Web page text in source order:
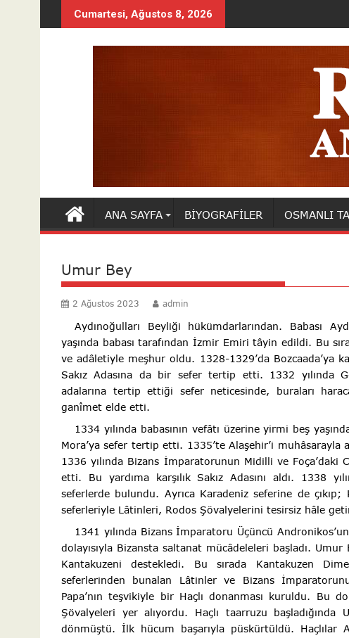
Cumartesi, Ağustos 8, 2026
ANA SAYFA BIYOGRAFILER OSMANLI
Umur Bey
2 Ağustos 2023 admin
Aydınoğulları Beyliği hükümdarlarından. Babası
yaşında babası tarafından İzmir Emiri tâyin edildi. Bu
ve adâletiyle meşhur oldu. 1328-1329’da Bozcaada’ya
Sakız Adasına da bir sefer tertip etti. 1332 yılında
adalarına tertip ettiği sefer neticesinde, buraları
ganîmet elde etti.
1334 yılında babasının vefâtı üzerine yirmi beş
Mora’ya sefer tertip etti. 1335’te Alaşehir’i muhâsarayla
1336 yılında Bizans İmparatorunun Midilli ve Foça’daki
etti. Bu yardıma karşılık Sakız Adasını aldı. 1338
seferlerde bulundu. Ayrıca Karadeniz seferine de
seferleriyle Lâtinleri, Rodos Şövalyelerini tesirsiz hâle
1341 yılında Bizans İmparatoru Üçüncü
dolayısıyla Bizansta saltanat mücâdeleleri başladı.
Kantakuzeni destekledi. Bu sırada Kantakuzen
seferlerinden bunalan Lâtinler ve Bizans
Papa’nın teşvikiyle bir Haçlı donanması kuruldu. Bu
Şövalyeleri yer alıyordu. Haçlı taarruzu
dönmüştü. İlk hücum başarıyla püskürtüldü. Haçlılar